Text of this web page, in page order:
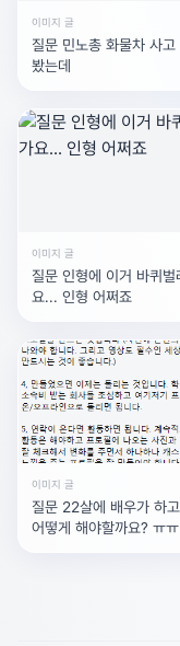
이미지 글
질문 민노총 화물차 사고 영상
봤는데
이미지 글
질문 인형에 이거 바퀴벌레인가
요... 인형 어쩌죠
이미지 글
질문 22살에 배우가 하고싶은데
어떻게 해야할까요? ㅠㅠ